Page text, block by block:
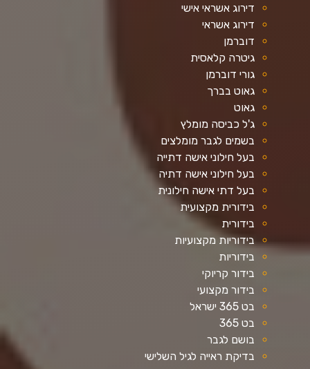
דירוג אשראי אישי
דירוג אשראי
דוברמן
גיטרה קלאסית
גורי דוברמן
גאוט בברך
גאוט
ג'ל כביסה מומלץ
בשמים לגבר מומלצים
בעל חילוני אישה דתייה
בעל חילוני אישה דתיה
בעל דתי אישה חילונית
בידורית מקצועית
בידורית
בידוריות מקצועיות
בידוריות
בידור קריוקי
בידור מקצועי
בט 365 ישראל
בט 365
בושם לגבר
בדיקת ראייה לגיל השלישי